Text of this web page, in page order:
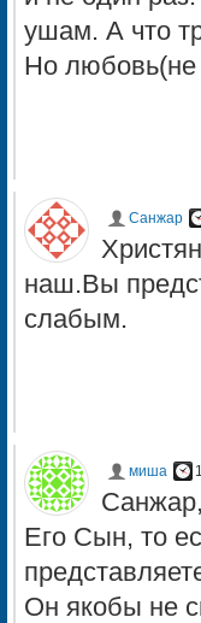
ушам. А что
Но любовь(не
Санжар
наш.Вы
слабым.
миша
Его Сын, то
Он якобы не